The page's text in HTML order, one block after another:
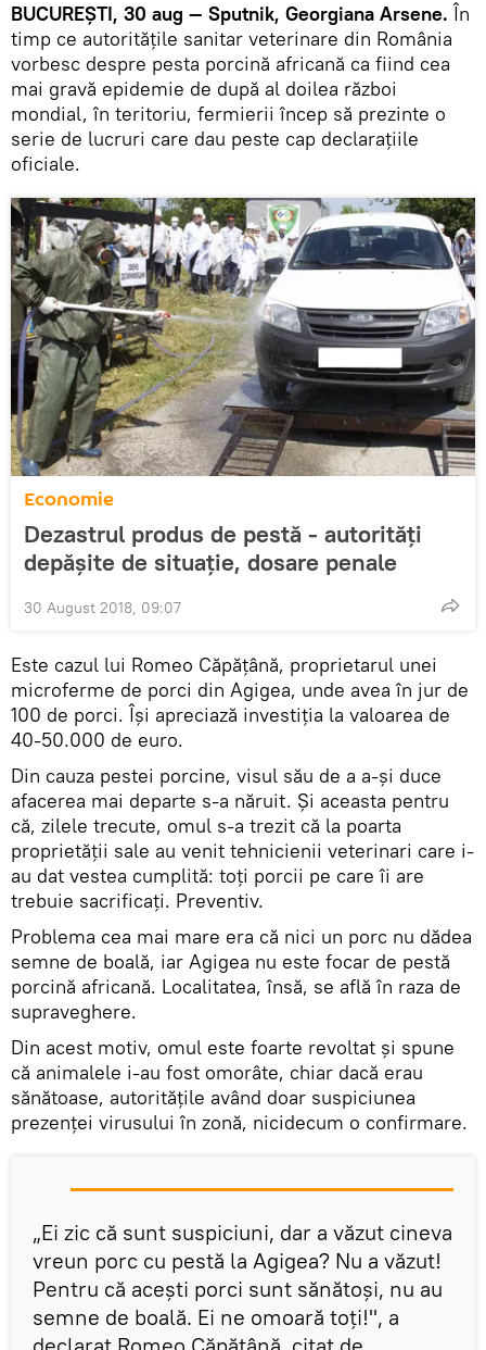
BUCUREŞTI, 30 aug — Sputnik, Georgiana Arsene. În
timp ce autorităţile sanitar veterinare din România
vorbesc despre pesta porcină africană ca fiind cea
mai gravă epidemie de după al doilea război
mondial, în teritoriu, fermierii încep să prezinte o
serie de lucruri care dau peste cap declaraţiile
oficiale.
Economie
Dezastrul produs de pestă - autorităţi
depăşite de situaţie, dosare penale
30 August 2018, 09:07
Este cazul lui Romeo Căpăţână, proprietarul unei
microferme de porci din Agigea, unde avea în jur de
100 de porci. Îşi apreciază investiţia la valoarea de
40-50.000 de euro.
Din cauza pestei porcine, visul său de a a-şi duce
afacerea mai departe s-a năruit. Şi aceasta pentru
că, zilele trecute, omul s-a trezit că la poarta
proprietăţii sale au venit tehnicienii veterinari care i-
au dat vestea cumplită: toţi porcii pe care îi are
trebuie sacrificaţi. Preventiv.
Problema cea mai mare era că nici un porc nu dădea
semne de boală, iar Agigea nu este focar de pestă
porcină africană. Localitatea, însă, se află în raza de
supraveghere.
Din acest motiv, omul este foarte revoltat şi spune
că animalele i-au fost omorâte, chiar dacă erau
sănătoase, autorităţile având doar suspiciunea
prezenţei virusului în zonă, nicidecum o confirmare.
„Ei zic că sunt suspiciuni, dar a văzut cineva
vreun porc cu pestă la Agigea? Nu a văzut!
Pentru că aceşti porci sunt sănătoşi, nu au
semne de boală. Ei ne omoară toţi!", a